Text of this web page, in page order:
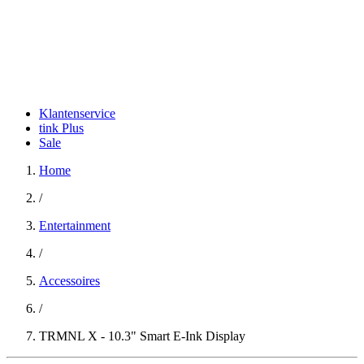
Klantenservice
tink Plus
Sale
Home
/
Entertainment
/
Accessoires
/
TRMNL X - 10.3" Smart E-Ink Display